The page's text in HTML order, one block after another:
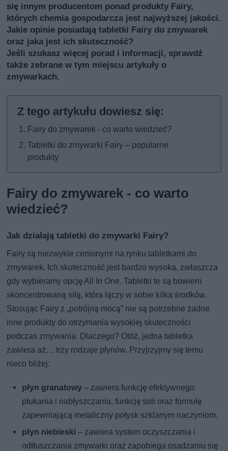
się innym producentom ponad produkty Fairy,
których chemia gospodarcza jest najwyższej jakości.
Jakie opinie posiadają tabletki Fairy do zmywarek
oraz jaka jest ich skuteczność?
Jeśli szukasz więcej porad i informacji, sprawdź
także zebrane w tym miejscu artykuły o
zmywarkach.
Fairy do zmywarek - co warto wiedzieć?
Tabletki do zmywarki Fairy – popularne
produkty
Fairy do zmywarek - co warto
wiedzieć?
Jak działają tabletki do zmywarki Fairy?
Fairy są niezwykle cenionymi na rynku tabletkami do
zmywarek. Ich skuteczność jest bardzo wysoka, zwłaszcza
gdy wybieramy opcję All In One. Tabletki te są bowiem
skoncentrowaną siłą, która łączy w sobie kilka środków.
Stosując Fairy z „potrójną mocą” nie są potrzebne żadne
inne produkty do otrzymania wysokiej skuteczności
podczas zmywania. Dlaczego? Otóż, jedna tabletka
zawiera aż… trzy rodzaje płynów. Przyjrzyjmy się temu
nieco bliżej:
płyn granatowy – zawiera funkcję efektywnego
płukania i nabłyszczania, funkcję soli oraz formułę
zapewniającą metaliczny połysk szklanym naczyniom.
płyn niebieski – zawiera system oczyszczania i
odtłuszczania zmywarki oraz zapobiega osadzaniu się